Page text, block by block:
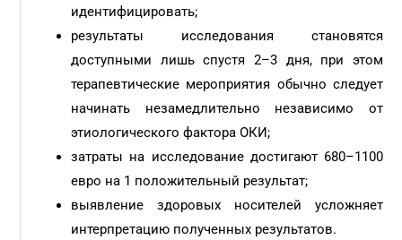
идентифицировать;
результаты исследования становятся
доступными лишь спустя 2–3 дня, при этом
терапевтические мероприятия обычно следует
начинать незамедлительно независимо от
этиологического фактора ОКИ;
затраты на исследование достигают 680–1100
евро на 1 положительный результат;
выявление здоровых носителей усложняет
интерпретацию полученных результатов.